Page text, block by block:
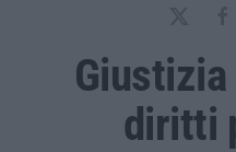
diritti